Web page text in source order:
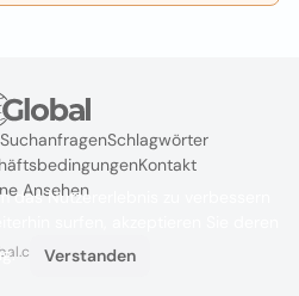
Schlagwörter
Kontakt
Ansehen
@ 2024
das Nutzererlebnis zu verbessern
Verstanden